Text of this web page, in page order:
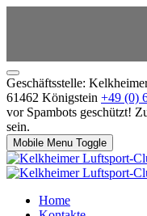
Geschäftsstelle:
61462 Königstein +49 (0)
vor Spambots geschützt!
sein.
Mobile Menu Toggle
Home